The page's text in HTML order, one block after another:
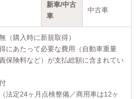
新車/中古
車
中古車
（購入時に新規取得）
にあたって必要な費用（自動車重量
保険料など）が支払総額に含まれてい
法定24ヶ月点検整備／商用車は12ヶ